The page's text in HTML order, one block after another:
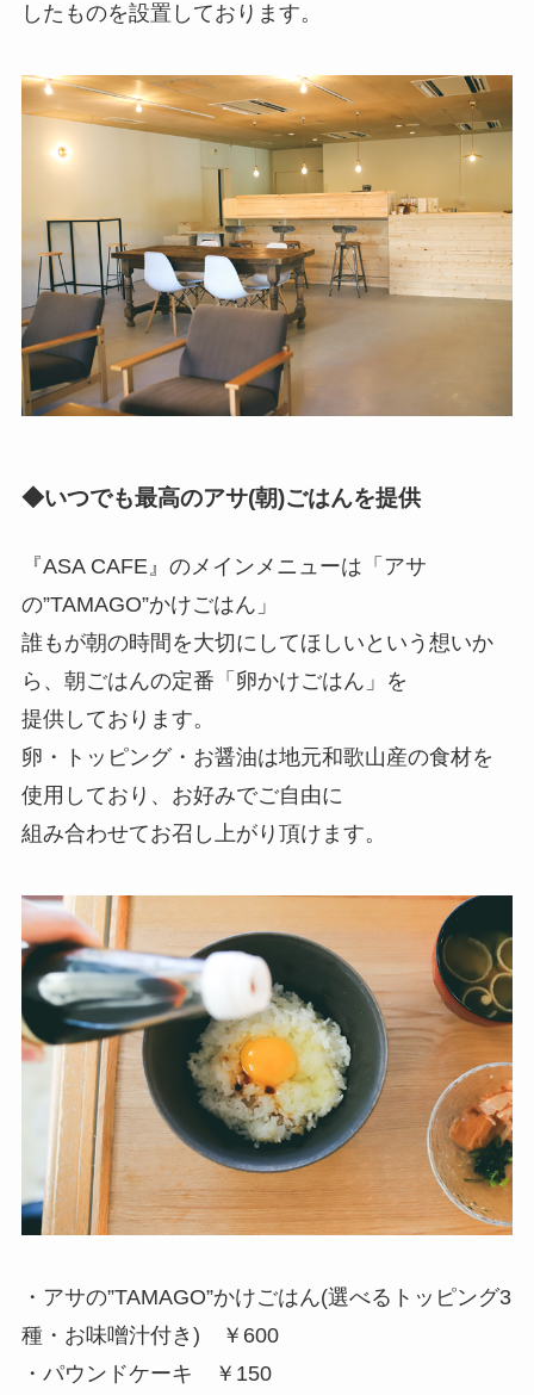
したものを設置しております。
◆いつでも最高のアサ(朝)ごはんを提供
『ASA CAFE』のメインメニューは「アサ
の”TAMAGO”かけごはん」
誰もが朝の時間を大切にしてほしいという想いか
ら、朝ごはんの定番「卵かけごはん」を
提供しております。
卵・トッピング・お醤油は地元和歌山産の食材を
使用しており、お好みでご自由に
組み合わせてお召し上がり頂けます。
・アサの”TAMAGO”かけごはん(選べるトッピング3
種・お味噌汁付き) ￥600
・パウンドケーキ ￥150